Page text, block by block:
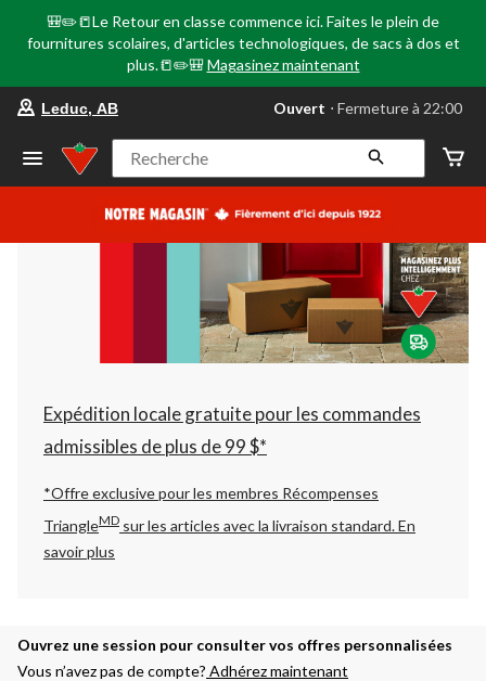
🎒✏️📒Le Retour en classe commence ici. Faites le plein de
fournitures scolaires, d'articles technologiques, de sacs à dos et
plus.📒✏️🎒 Magasinez maintenant
votre
préféré
Leduc,
AB,
courament
Fermeture
à
22:00
cliquer
pour
changer
Leduc, AB Ouvert ⋅ Fermeture à 22:00
Recherche
Expédition locale gratuite pour les commandes
admissibles de plus de 99 $*
*Offre exclusive pour les membres Récompenses
TriangleMD sur les articles avec la livraison standard.En
savoir plus
Ouvrez une session pour consulter vos offres personnalisées
Vous n’avez pas de compte? Adhérez maintenant